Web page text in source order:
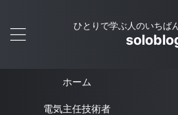
ひとりで学ぶ人のいちば
ホーム
電気主任技術者